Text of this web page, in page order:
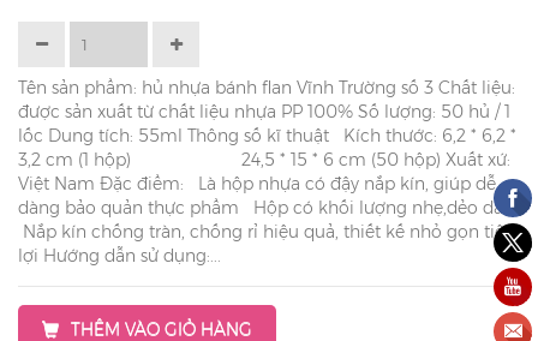
Tên sản phẩm: hủ nhựa bánh flan Vĩnh Trường số 3 Chất liệu:
được sản xuất từ chất liệu nhựa PP 100% Số lượng: 50 hủ / 1
lốc Dung tích: 55ml Thông số kĩ thuật Kích thước: 6,2 * 6,2 *
3,2 cm (1 hộp) 24,5 * 15 * 6 cm (50 hộp) Xuất xứ:
Việt Nam Đặc điểm: Là hộp nhựa có đậy nắp kín, giúp dễ
dàng bảo quản thực phẩm Hộp có khối lượng nhẹ,dẻo dai
Nắp kín chống tràn, chống rỉ hiệu quả, thiết kế nhỏ gọn tiện
lợi Hướng dẫn sử dụng:...
THÊM VÀO GIỎ HÀNG